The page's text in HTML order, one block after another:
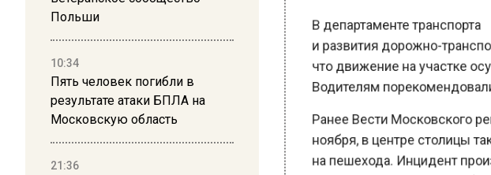
Польши
10:34
Пять человек погибли в
результате атаки БПЛА на
Московскую область
21:36
В департаменте транспорта
и развития дорожно-
что движение на участке
Водителям
Ранее Вести Московского
ноября, в центре столицы
на пешехода. Инцидент